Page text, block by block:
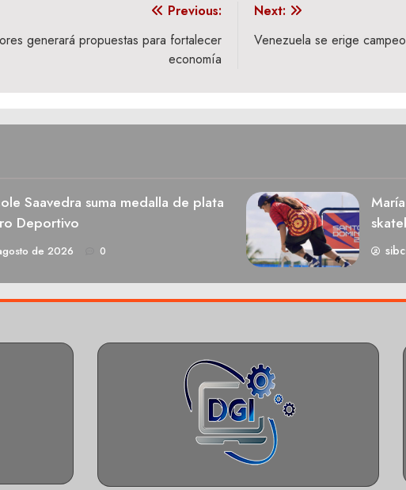
Previous:
generará propuestas para fortalecer
economía
Next:
Venezuela se erige
Saavedra suma medalla de plata
Deportivo
de 2026 0